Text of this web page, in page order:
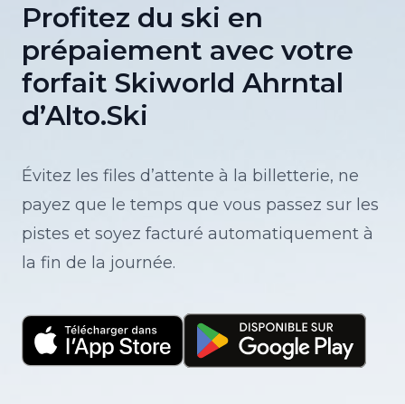
Profitez du ski en
prépaiement avec votre
forfait Skiworld Ahrntal
d’Alto.Ski
Évitez les files d’attente à la billetterie, ne
payez que le temps que vous passez sur les
pistes et soyez facturé automatiquement à
la fin de la journée.